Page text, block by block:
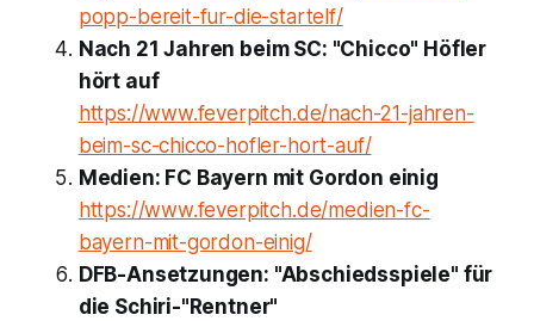
popp-bereit-fur-die-startelf/
Nach 21 Jahren beim SC: "Chicco" Höfler
hört auf
https://www.feverpitch.de/nach-21-jahren-
beim-sc-chicco-hofler-hort-auf/
Medien: FC Bayern mit Gordon einig
https://www.feverpitch.de/medien-fc-
bayern-mit-gordon-einig/
DFB-Ansetzungen: "Abschiedsspiele" für
die Schiri-"Rentner"